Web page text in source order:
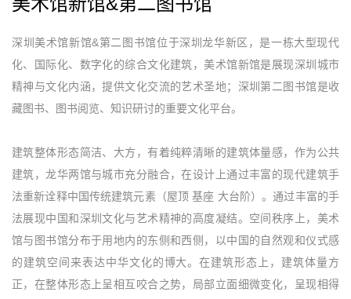
深圳美术馆新馆&第二图书馆位于深圳龙华新区，是一栋大型现代
化、国际化、数字化的综合文化建筑，美术馆新馆是展现深圳城市
精神与文化内涵，提供文化交流的艺术圣地；深圳第二图书馆是收
藏图书、图书阅览、知识研讨的重要文化平台。
建筑整体形态简洁、大方，有着纯粹清晰的建筑体量感，作为公共
建筑，龙华两馆与城市充分融合，在设计上通过丰富的现代建筑手
法重新诠释中国传统建筑元素（屋顶 基座 大台阶）。通过丰富的手
法展现中国和深圳文化与艺术精神的高度凝结。空间秩序上，美术
馆与图书馆分布于用地内的东侧和西侧，以中国的自然观和仪式感
的建筑空间来表达中华文化的博大。在建筑形态上，建筑体量方
正，在整体形态上呈相互咬合之势，局部立面细微变化，呈现相得